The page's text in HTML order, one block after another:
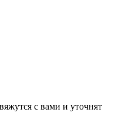
с вами и уточнят